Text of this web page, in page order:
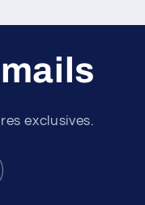
exclusives.